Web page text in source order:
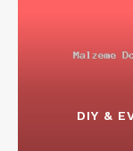
DIY &